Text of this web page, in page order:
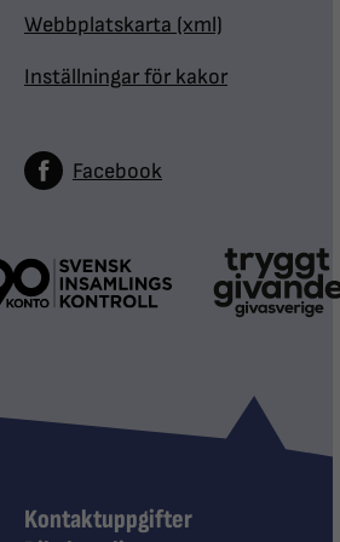
Webbplatskarta (xml)
Inställningar för kakor
Facebook
Kontaktuppgifter